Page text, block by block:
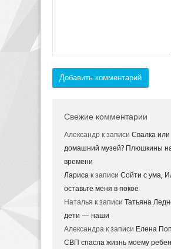
Добавить комментарий
Свежие комментарии
Александр к записи Свалка или
домашний музей? Плюшкины
времени
Лариса к записи Сойти с ума,
оставьте меня в покое
Наталья к записи Татьяна
дети — наши
Александра к записи Елена
СВП спасла жизнь моему